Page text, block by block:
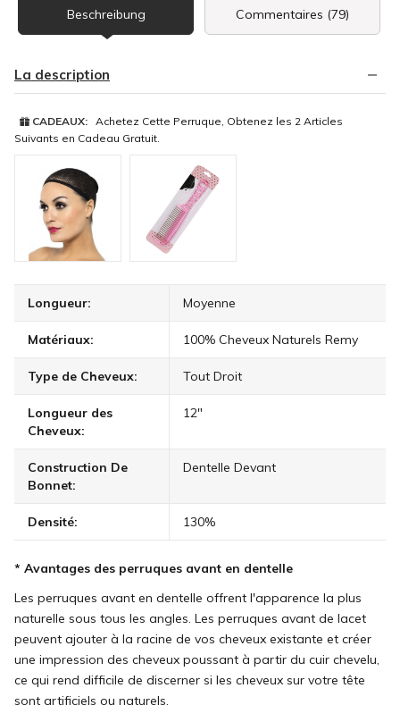
Beschreibung Commentaires (79)
La description
CADEAUX: Achetez Cette Perruque, Obtenez les 2 Articles
Suivants en Cadeau Gratuit.
Longueur: Moyenne
Matériaux: 100% Cheveux Naturels Remy
Type de Cheveux: Tout Droit
Longueur des
Cheveux:
12"
Construction De
Bonnet:
Dentelle Devant
Densité: 130%
* Avantages des perruques avant en dentelle
Les perruques avant en dentelle offrent l'apparence la plus
naturelle sous tous les angles. Les perruques avant de lacet
peuvent ajouter à la racine de vos cheveux existante et créer
une impression des cheveux poussant à partir du cuir chevelu,
ce qui rend difficile de discerner si les cheveux sur votre tête
sont artificiels ou naturels.